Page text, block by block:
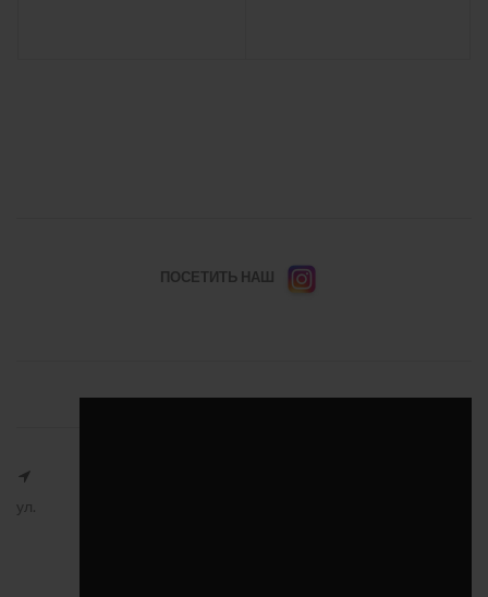
ПОСЕТИТЬ НАШ
ул.